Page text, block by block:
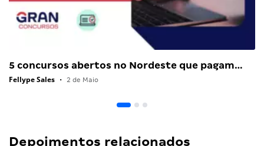
5 concursos abertos no Nordeste que pagam…
Fellype Sales • 2 de Maio
Depoimentos relacionados